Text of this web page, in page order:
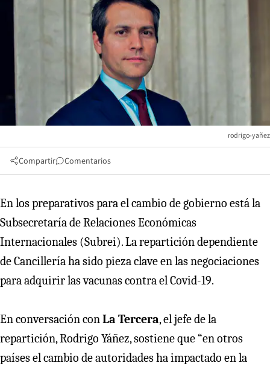
rodrigo-yañez
Compartir Comentarios
En los preparativos para el cambio de gobierno está la
Subsecretaría de Relaciones Económicas
Internacionales (Subrei). La repartición dependiente
de Cancillería ha sido pieza clave en las negociaciones
para adquirir las vacunas contra el Covid-19.
En conversación conLa Tercera, el jefe de la
repartición, Rodrigo Yáñez, sostiene que “en otros
países el cambio de autoridades ha impactado en la